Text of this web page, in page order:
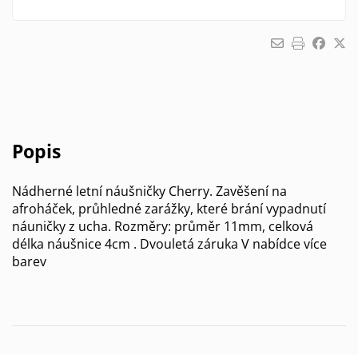
Popis
Nádherné letní náušničky Cherry. Zavěšení na
afroháček, průhledné zarážky, které brání vypadnutí
náuničky z ucha. Rozměry: průměr 11mm, celková
délka náušnice 4cm . Dvouletá záruka V nabídce více
barev